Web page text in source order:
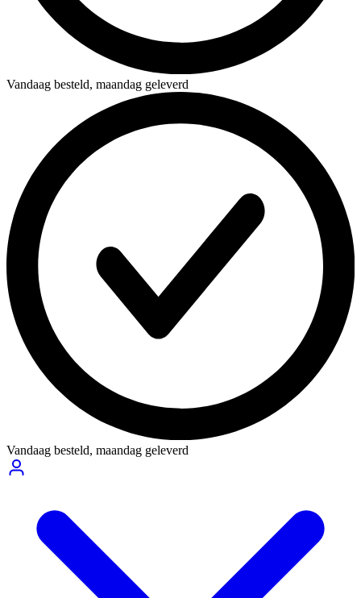
Vandaag besteld, maandag geleverd
Vandaag besteld, maandag geleverd